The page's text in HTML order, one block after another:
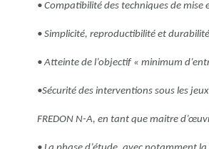
• Compatibilité des techniques de
• Simplicité, reproductibilité et
• Atteinte de l’objectif « minimum
•Sécurité des interventions sous les
FREDON N-A, en tant que maitre